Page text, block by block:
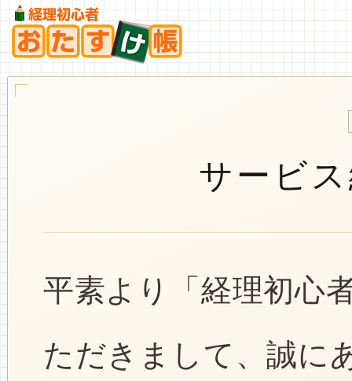
サービ
平素より「経理初心
ただきまして、誠に